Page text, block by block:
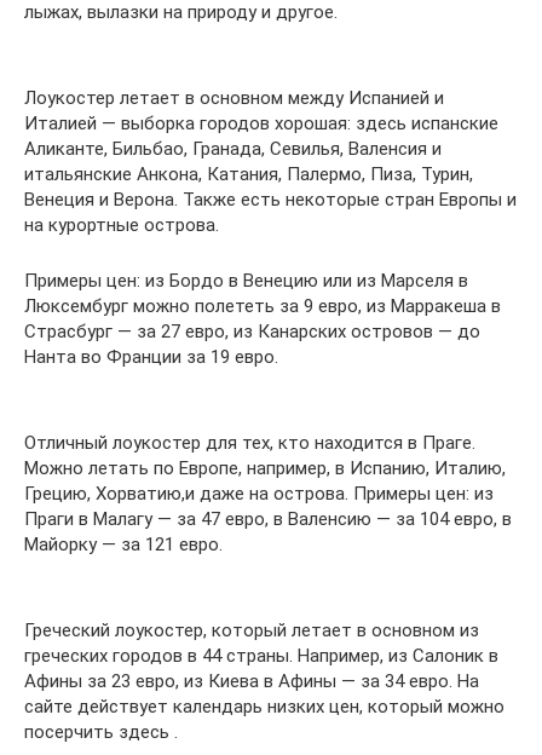
лыжах, вылазки на природу и другое.
Лоукостер летает в основном между Испанией и
Италией — выборка городов хорошая: здесь испанские
Аликанте, Бильбао, Гранада, Севилья, Валенсия и
итальянские Анкона, Катания, Палермо, Пиза, Турин,
Венеция и Верона. Также есть некоторые стран Европы и
на курортные острова.
Примеры цен: из Бордо в Венецию или из Марселя в
Люксембург можно полететь за 9 евро, из Марракеша в
Страсбург — за 27 евро, из Канарских островов — до
Нанта во Франции за 19 евро.
Отличный лоукостер для тех, кто находится в Праге.
Можно летать по Европе, например, в Испанию, Италию,
Грецию, Хорватию,и даже на острова. Примеры цен: из
Праги в Малагу — за 47 евро, в Валенсию — за 104 евро, в
Майорку — за 121 евро.
Греческий лоукостер, который летает в основном из
греческих городов в 44 страны. Например, из Салоник в
Афины за 23 евро, из Киева в Афины — за 34 евро. На
сайте действует календарь низких цен, который можно
посерчить здесь .